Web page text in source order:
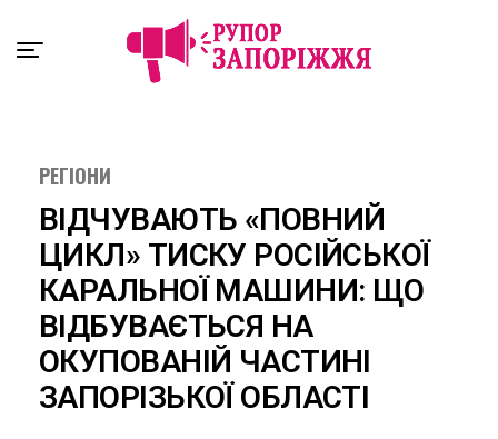
РЕГІОНИ
ВІДЧУВАЮТЬ «ПОВНИЙ
ЦИКЛ» ТИСКУ РОСІЙСЬКОЇ
КАРАЛЬНОЇ МАШИНИ: ЩО
ВІДБУВАЄТЬСЯ НА
ОКУПОВАНІЙ ЧАСТИНІ
ЗАПОРІЗЬКОЇ ОБЛАСТІ
Exit mobile version